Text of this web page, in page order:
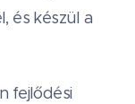
és készül a
fejlődési